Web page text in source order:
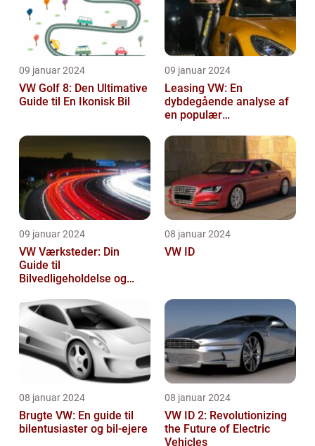
09 januar 2024
VW Golf 8: Den Ultimative
Guide til En Ikonisk Bil
09 januar 2024
Leasing VW: En
dybdegående analyse af
en populær
09 januar 2024
VW Værksteder: Din
Guide til
Bilvedligeholdelse og
08 januar 2024
VW ID
08 januar 2024
Brugte VW: En guide til
bilentusiaster og bil-ejere
08 januar 2024
VW ID 2: Revolutionizing
the Future of Electric
Vehicles